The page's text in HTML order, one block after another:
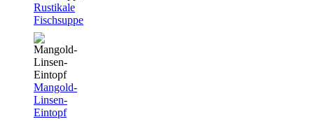
Rustikale
Fischsuppe
Mangold-
Linsen-
Eintopf